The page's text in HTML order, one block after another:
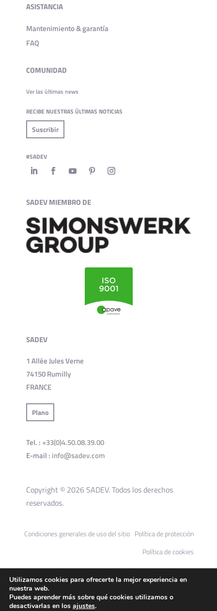
ASISTANCIA
Mantenimiento & garantía
FAQ
COMUNIDAD
Ver las últimas news
RECIBE NUESTRAS ÚLTIMAS NOTICIAS
Suscribir
#SADEV
SADEV MIEMBRO DE
SADEV
1 Allée Jules Verne
74150 Rumilly
FRANCE
Plano
Tel. : +33(0)4.50.08.39.00
E-mail : info@sadev.com
Copyright © 2026 SADEV. Todos los derechos
reservados.
Condiciones generales de uso del sitio Política de protección
Política de cookies
Utilizamos cookies para ofrecerte la mejor experiencia en
nuestra web.
Puedes aprender más sobre qué cookies utilizamos o
desactivarlas en los ajustes.